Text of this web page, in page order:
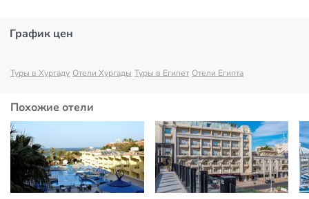
График цен
Туры в Хургаду Отели Хургады Туры в Египет Отели Египта
Похожие отели